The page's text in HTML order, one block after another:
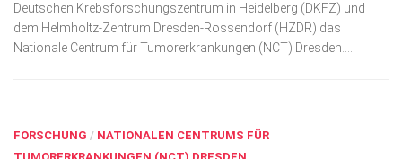
Deutschen Krebsforschungszentrum in Heidelberg (DKFZ) und
dem Helmholtz-Zentrum Dresden-Rossendorf (HZDR) das
Nationale Centrum für Tumorerkrankungen (NCT) Dresden....
FORSCHUNG / NATIONALEN CENTRUMS FÜR